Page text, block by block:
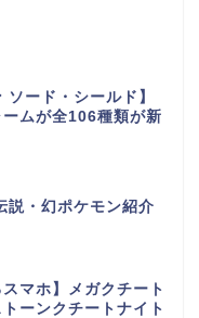
ソード・シールド】
ームが全106種類が新
説・幻ポケモン紹介
スマホ】メガクチート
ーンクチートナイト